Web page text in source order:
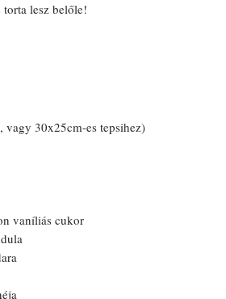
lesz belőle!
vagy 30x25cm-es tepsihez)
vaníliás cukor